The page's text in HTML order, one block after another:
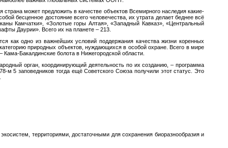
может предложить в качестве объектов Всемирного наследия какие-
бесценное достояние всего человечества, их утрата делает беднее всё
Камчатки», «Золотые горы Алтая», «Западный Кавказ», «Центральный
Даурии». Всего их на планете – 213.
как одно из важнейших условий поддержания качества жизни коренных
природных объектов, нуждающихся в особой охране. Всего в мире
Бакалдинские болота в Нижегородской области.
орган, координирующий деятельность по их созданию, – программа
5 заповедников тогда ещё Советского Союза получили этот статус. Это
территориями, достаточными для сохранения биоразнообразия и